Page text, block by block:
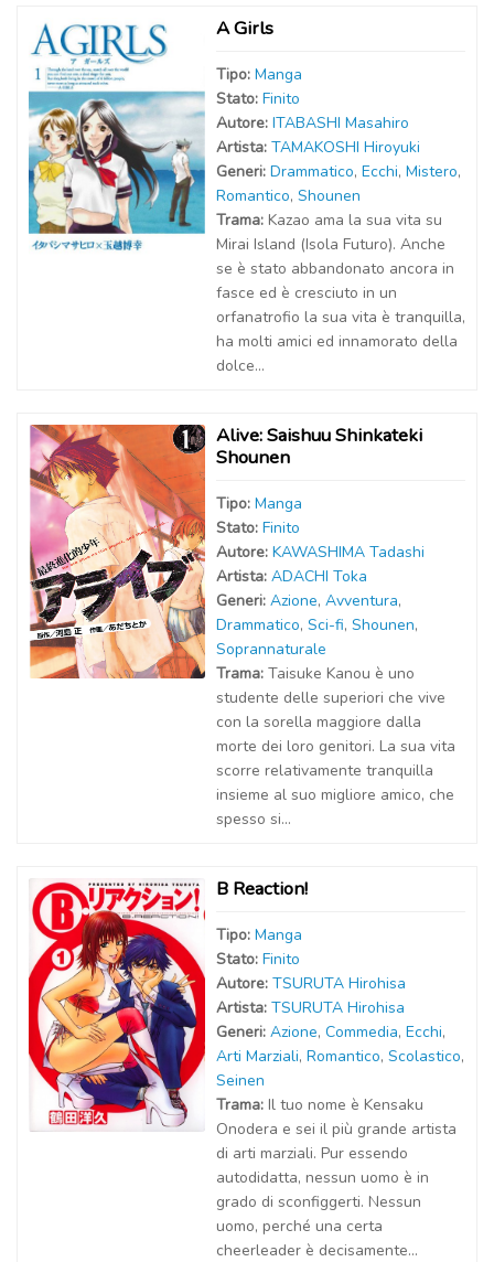
A Girls
Tipo: Manga
Stato: Finito
Autore: ITABASHI Masahiro
Artista: TAMAKOSHI Hiroyuki
Generi: Drammatico, Ecchi, Mistero,
Romantico, Shounen
Trama: Kazao ama la sua vita su
Mirai Island (Isola Futuro). Anche
se è stato abbandonato ancora in
fasce ed è cresciuto in un
orfanatrofio la sua vita è tranquilla,
ha molti amici ed innamorato della
dolce...
Alive: Saishuu Shinkateki
Shounen
Tipo: Manga
Stato: Finito
Autore: KAWASHIMA Tadashi
Artista: ADACHI Toka
Generi: Azione, Avventura,
Drammatico, Sci-fi, Shounen,
Soprannaturale
Trama: Taisuke Kanou è uno
studente delle superiori che vive
con la sorella maggiore dalla
morte dei loro genitori. La sua vita
scorre relativamente tranquilla
insieme al suo migliore amico, che
spesso si...
B Reaction!
Tipo: Manga
Stato: Finito
Autore: TSURUTA Hirohisa
Artista: TSURUTA Hirohisa
Generi: Azione, Commedia, Ecchi,
Arti Marziali, Romantico, Scolastico,
Seinen
Trama: Il tuo nome è Kensaku
Onodera e sei il più grande artista
di arti marziali. Pur essendo
autodidatta, nessun uomo è in
grado di sconfiggerti. Nessun
uomo, perché una certa
cheerleader è decisamente...